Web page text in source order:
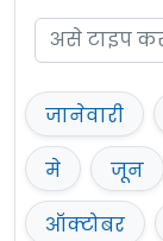
जानेवारी
मे
जून
ऑक्टोबर